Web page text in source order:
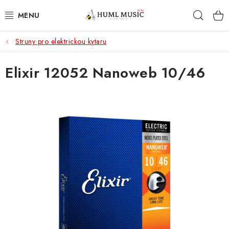
na
KYTARY
UKULELE
KYTAROVÉ PŘÍSLUŠENSTVÍ
Struny pro elektrickou kytaru
Elixir 12052 Nanoweb 10/46